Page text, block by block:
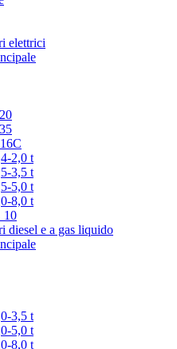
elettrici
2,0 t
3,5 t
5,0 t
8,0 t
10
diesel e a gas liquido
3,5 t
5,0 t
8,0 t